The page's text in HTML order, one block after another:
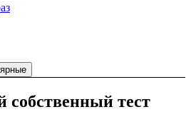
собственный тест